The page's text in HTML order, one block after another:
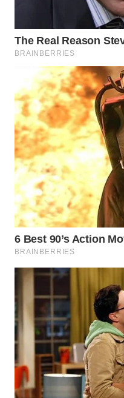
WAHANA
WAHANA
KONSUMEN
WAHANA
LISTRIK
WAHANA
TRAVEL
WAHANA
TV
WAHANANEWS
WAHANANEWS
CO ID
WAHANANEWS
NET